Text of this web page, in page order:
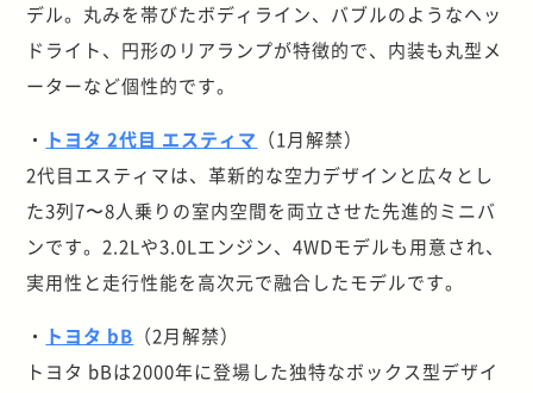
デル。丸みを帯びたボディライン、バブルのようなヘッ
ドライト、円形のリアランプが特徴的で、内装も丸型メ
ーターなど個性的です。
・ トヨタ 2代目 エスティマ （1月解禁）
2代目エスティマは、革新的な空力デザインと広々とし
た3列7〜8人乗りの室内空間を両立させた先進的ミニバ
ンです。2.2Lや3.0Lエンジン、4WDモデルも用意され、
実用性と走行性能を高次元で融合したモデルです。
・ トヨタ bB （2月解禁）
トヨタ bBは2000年に登場した独特なボックス型デザイ